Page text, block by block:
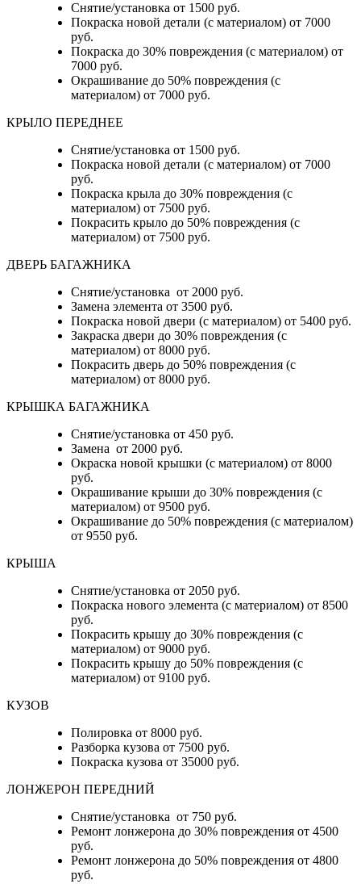
Снятие/установка от 1500 руб.
Покраска новой детали (с материалом) от 7000
руб.
Покраска до 30% повреждения (с материалом) от
7000 руб.
Окрашивание до 50% повреждения (с
материалом) от 7000 руб.
КРЫЛО ПЕРЕДНЕЕ
Снятие/установка от 1500 руб.
Покраска новой детали (с материалом) от 7000
руб.
Покраска крыла до 30% повреждения (с
материалом) от 7500 руб.
Покрасить крыло до 50% повреждения (с
материалом) от 7500 руб.
ДВЕРЬ БАГАЖНИКА
Снятие/установка от 2000 руб.
Замена элемента от 3500 руб.
Покраска новой двери (с материалом) от 5400 руб.
Закраска двери до 30% повреждения (с
материалом) от 8000 руб.
Покрасить дверь до 50% повреждения (с
материалом) от 8000 руб.
КРЫШКА БАГАЖНИКА
Снятие/установка от 450 руб.
Замена от 2000 руб.
Окраска новой крышки (с материалом) от 8000
руб.
Окрашивание крыши до 30% повреждения (с
материалом) от 9500 руб.
Окрашивание до 50% повреждения (с материалом)
от 9550 руб.
КРЫША
Снятие/установка от 2050 руб.
Покраска нового элемента (с материалом) от 8500
руб.
Покрасить крышу до 30% повреждения (с
материалом) от 9000 руб.
Покрасить крышу до 50% повреждения (с
материалом) от 9100 руб.
КУЗОВ
Полировка от 8000 руб.
Разборка кузова от 7500 руб.
Покраска кузова от 35000 руб.
ЛОНЖЕРОН ПЕРЕДНИЙ
Снятие/установка от 750 руб.
Ремонт лонжерона до 30% повреждения от 4500
руб.
Ремонт лонжерона до 50% повреждения от 4800
руб.